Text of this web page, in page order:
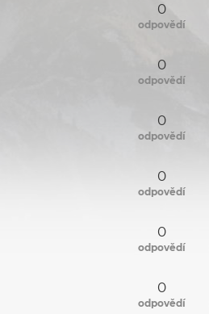
0
odpovědí
0
odpovědí
0
odpovědí
0
odpovědí
0
odpovědí
0
odpovědí